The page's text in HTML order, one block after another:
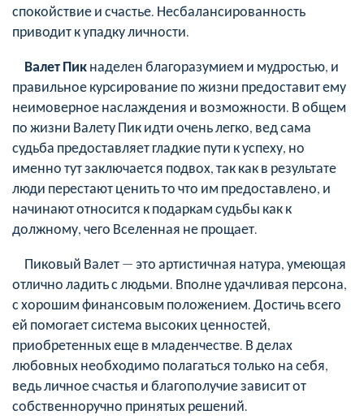
спокойствие и счастье. Несбалансированность
приводит к упадку личности.
Валет Пикнаделен благоразумием и мудростью, и
правильное курсирование по жизни предоставит ему
неимоверное наслаждения и возможности. В общем
по жизни Валету Пик идти очень легко, вед сама
судьба предоставляет гладкие пути к успеху, но
именно тут заключается подвох, так как в результате
люди перестают ценить то что им предоставлено, и
начинают относится к подаркам судьбы как к
должному, чего Вселенная не прощает.
Пиковый Валет — это артистичная натура, умеющая
отлично ладить с людьми. Вполне удачливая персона,
с хорошим финансовым положением. Достичь всего
ей помогает система высоких ценностей,
приобретенных еще в младенчестве. В делах
любовных необходимо полагаться только на себя,
ведь личное счастья и благополучие зависит от
собственноручно принятых решений.